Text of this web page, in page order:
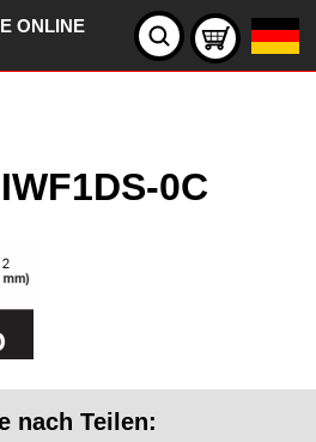
ONLINE
0C
nach Teilen: